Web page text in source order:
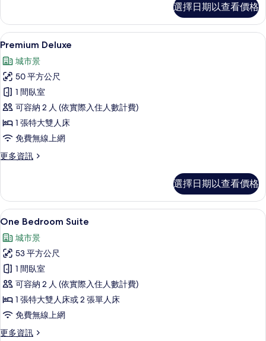
的
詳
情
選擇日期以查看價格
顯
示
Premium
Deluxe
的
所
有
相
片
Premium Deluxe | 羽絨被、迷你吧、
13
Premium Deluxe
城市景
50 平方公尺
1 間臥室
可容納 2 人 (依實際入住人數計費)
1 張特大雙人床
免費無線上網
更多資訊
更
的
詳
情
選擇日期以查看價格
顯
示
One
Bedroom
Suite
的
所
有
相
11
One Bedroom Suite
城市景
53 平方公尺
1 間臥室
可容納 2 人 (依實際入住人數計費)
1 張特大雙人床或 2 張單人床
免費無線上網
更多資訊
更